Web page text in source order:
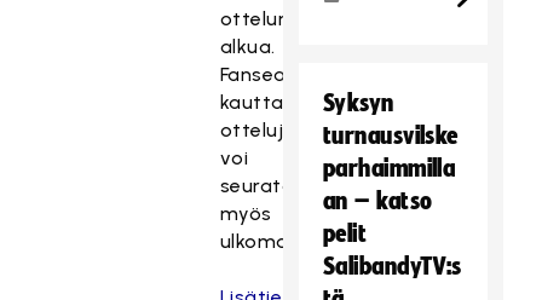
ottelun
alkua.
Fanseatin
kautta
otteluja
voi
seurata
myös
ulkomailta.
Syksyn
turnausvilske
parhaimmilla
an – katso
pelit
SalibandyTV:s